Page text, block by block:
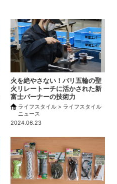
火を絶やさない！パリ五輪の聖
火リレートーチに活かされた新
富士バーナーの技術力
ライフスタイル > ライフスタイル
ニュース
2024.06.23